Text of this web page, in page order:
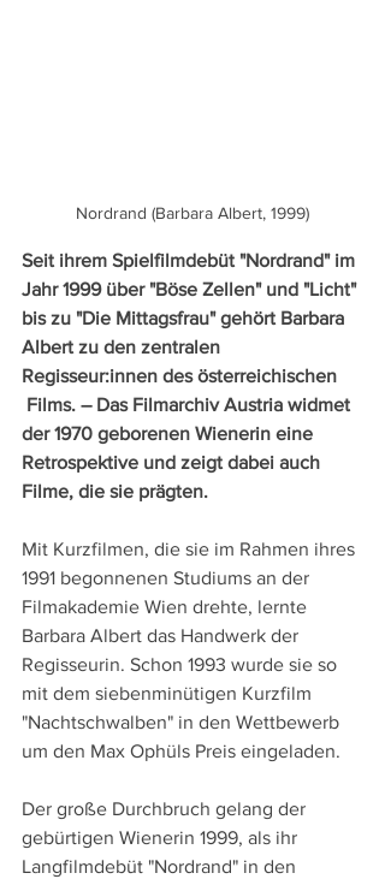
Nordrand (Barbara Albert, 1999)
Seit ihrem Spielfilmdebüt "Nordrand" im
Jahr 1999 über "Böse Zellen" und "Licht"
bis zu "Die Mittagsfrau" gehört Barbara
Albert zu den zentralen
Regisseur:innen des österreichischen
Films. – Das Filmarchiv Austria widmet
der 1970 geborenen Wienerin eine
Retrospektive und zeigt dabei auch
Filme, die sie prägten.
Mit Kurzfilmen, die sie im Rahmen ihres
1991 begonnenen Studiums an der
Filmakademie Wien drehte, lernte
Barbara Albert das Handwerk der
Regisseurin. Schon 1993 wurde sie so
mit dem siebenminütigen Kurzfilm
"Nachtschwalben" in den Wettbewerb
um den Max Ophüls Preis eingeladen.
Der große Durchbruch gelang der
gebürtigen Wienerin 1999, als ihr
Langfilmdebüt "Nordrand" in den